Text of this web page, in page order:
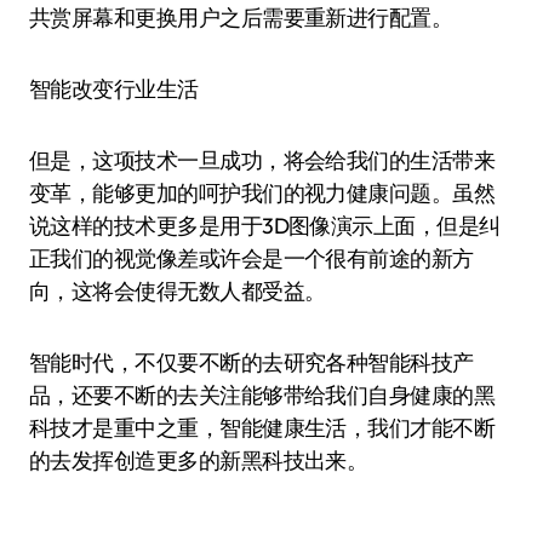
共赏屏幕和更换用户之后需要重新进行配置。
智能改变行业生活
但是，这项技术一旦成功，将会给我们的生活带来
变革，能够更加的呵护我们的视力健康问题。虽然
说这样的技术更多是用于3D图像演示上面，但是纠
正我们的视觉像差或许会是一个很有前途的新方
向，这将会使得无数人都受益。
智能时代，不仅要不断的去研究各种智能科技产
品，还要不断的去关注能够带给我们自身健康的黑
科技才是重中之重，智能健康生活，我们才能不断
的去发挥创造更多的新黑科技出来。